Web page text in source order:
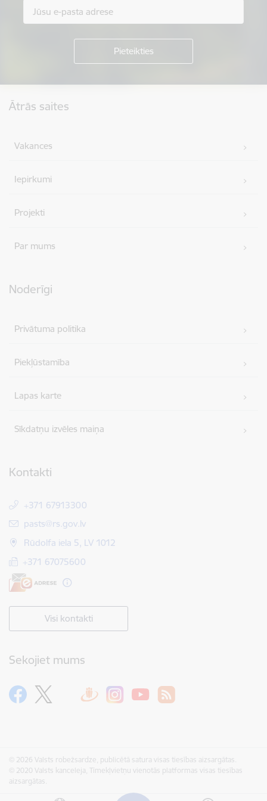
Ātrās saites
Vakances
Iepirkumi
Projekti
Par mums
Noderīgi
Privātuma politika
Piekļūstamība
Lapas karte
Sīkdatņu izvēles maiņa
Kontakti
+371 67913300
E-pasts:
pasts@rs.gov.lv
Rūdolfa iela 5, LV 1012
+371 67075600
Visi kontakti
Sekojiet mums
© 2026 Valsts robežsardze, publicētā satura visas tiesības aizsargātas.
© 2020 Valsts kanceleja, Tīmekļvietņu vienotās platformas visas tiesības
aizsargātas.